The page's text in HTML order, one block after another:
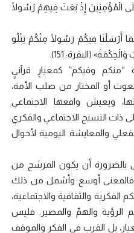
الْمُؤْمِنِينَ إِذْ بَعَثَ فِيهِمْ رَسُولًا
أَرْسَلْنَا فِيكُمْ رَسُولًا مِنْكُمْ يَتْلُو
(البقرة: 151).
“منكم وفيكم” كمعيارٍ قرآنيٍ
أو المختار من صلب الأمة،
ويعيش واقعها الاجتماعي
ذات النسيج الاجتماعي والفكري
والمعايشة اليومية لأحوال
بالضرورة أن يكون المرشح من
فالمعنى أوسع وأشمل من ذلك
والثقافية والاجتماعية،
الرؤية والهمّ والمصير. فليس
بل القرب في الفكر والموقف